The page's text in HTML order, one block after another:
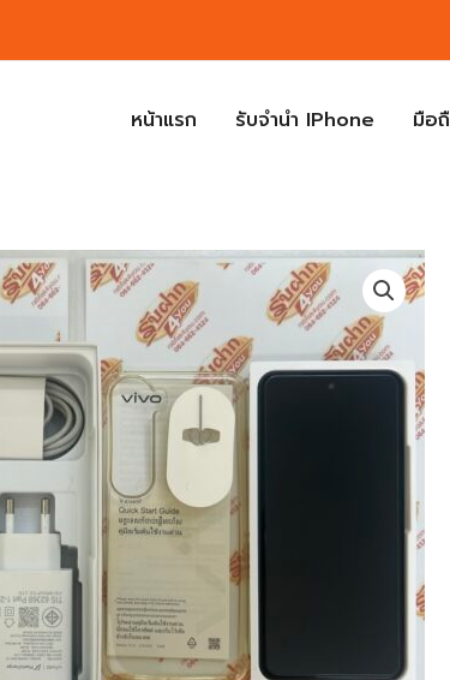
หน้าแรก รับจำนำ IPhone มือ